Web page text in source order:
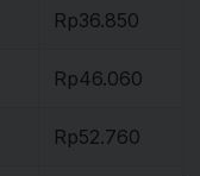
Rp36.850
Rp46.060
Rp52.760